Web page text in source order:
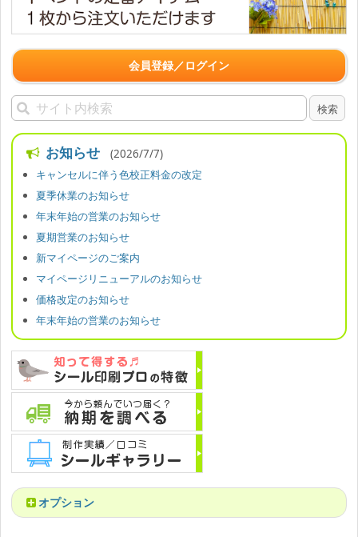
会員登録／ログイン
お知らせ(2026/7/7)
キャンセルに伴う色校正料金の改定
夏季休業のお知らせ
年末年始の営業のお知らせ
夏期営業のお知らせ
新マイページのご案内
マイページリニューアルのお知らせ
価格改定のお知らせ
年末年始の営業のお知らせ
オプション